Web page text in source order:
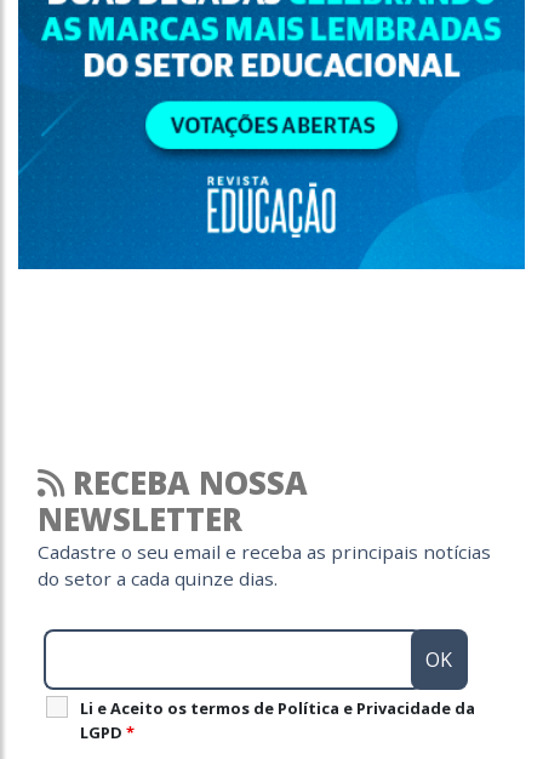
RECEBA NOSSA
NEWSLETTER
Cadastre o seu email e receba as principais notícias
do setor a cada quinze dias.
Li e Aceito os termos de Política e Privacidade da
LGPD *